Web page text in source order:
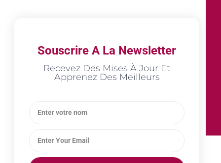
Souscrire A La Newsletter
Recevez Des Mises À Jour Et
Apprenez Des Meilleurs